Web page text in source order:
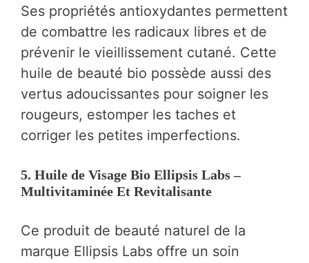
Ses propriétés antioxydantes permettent
de combattre les radicaux libres et de
prévenir le vieillissement cutané. Cette
huile de beauté bio possède aussi des
vertus adoucissantes pour soigner les
rougeurs, estomper les taches et
corriger les petites imperfections.
5. Huile de Visage Bio Ellipsis Labs –
Multivitaminée Et Revitalisante
Ce produit de beauté naturel de la
marque Ellipsis Labs offre un soin